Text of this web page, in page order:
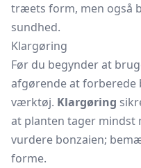
træets form, men også
sundhed.
Klargøring
Før du begynder at
afgørende at
værktøj. Klargøring
at planten tager mindst
vurdere bonzaien;
forme.